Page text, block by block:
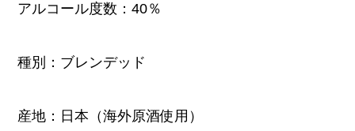
アルコール度数：40％
種別：ブレンデッド
産地：日本（海外原酒使用）